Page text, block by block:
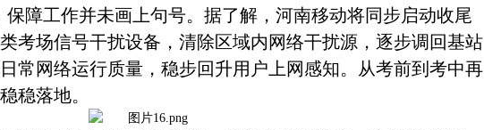
障工作并未画上句号。据了解，河南移动将同步启动收尾
考场信号干扰设备，清除区域内网络干扰源，逐步调回基站
常网络运行质量，稳步回升用户上网感知。从考前到考中再
稳落地。